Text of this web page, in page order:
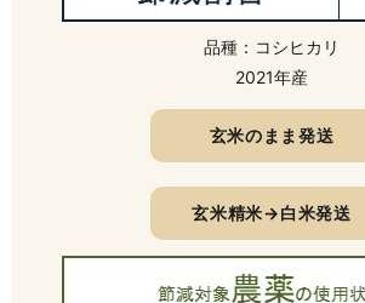
品種：コシヒカリ
2021年産
玄米のまま発送
玄米精米→白米発送